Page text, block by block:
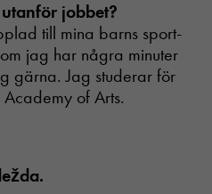
jobbet?
till mina barns sport-
jag har några minuter
gärna. Jag studerar för
of Arts.
Nödvändiga
hemsidan